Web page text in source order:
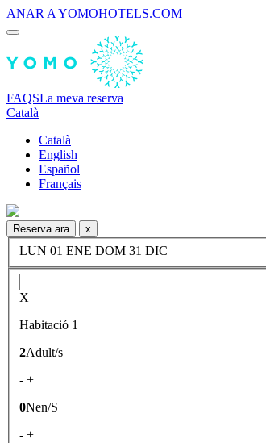
ANAR A YOMOHOTELS.COM
FAQSLa meva reserva
Català
Català
English
Español
Français
Reserva ara x
LUN 01 ENE DOM 31 DIC
X
Habitació 1
2Adult/s
- +
0Nen/S
- +